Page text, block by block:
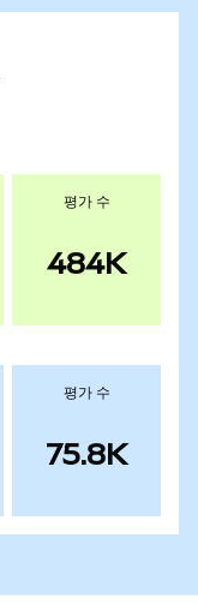
평가 수
484K
평가 수
75.8K